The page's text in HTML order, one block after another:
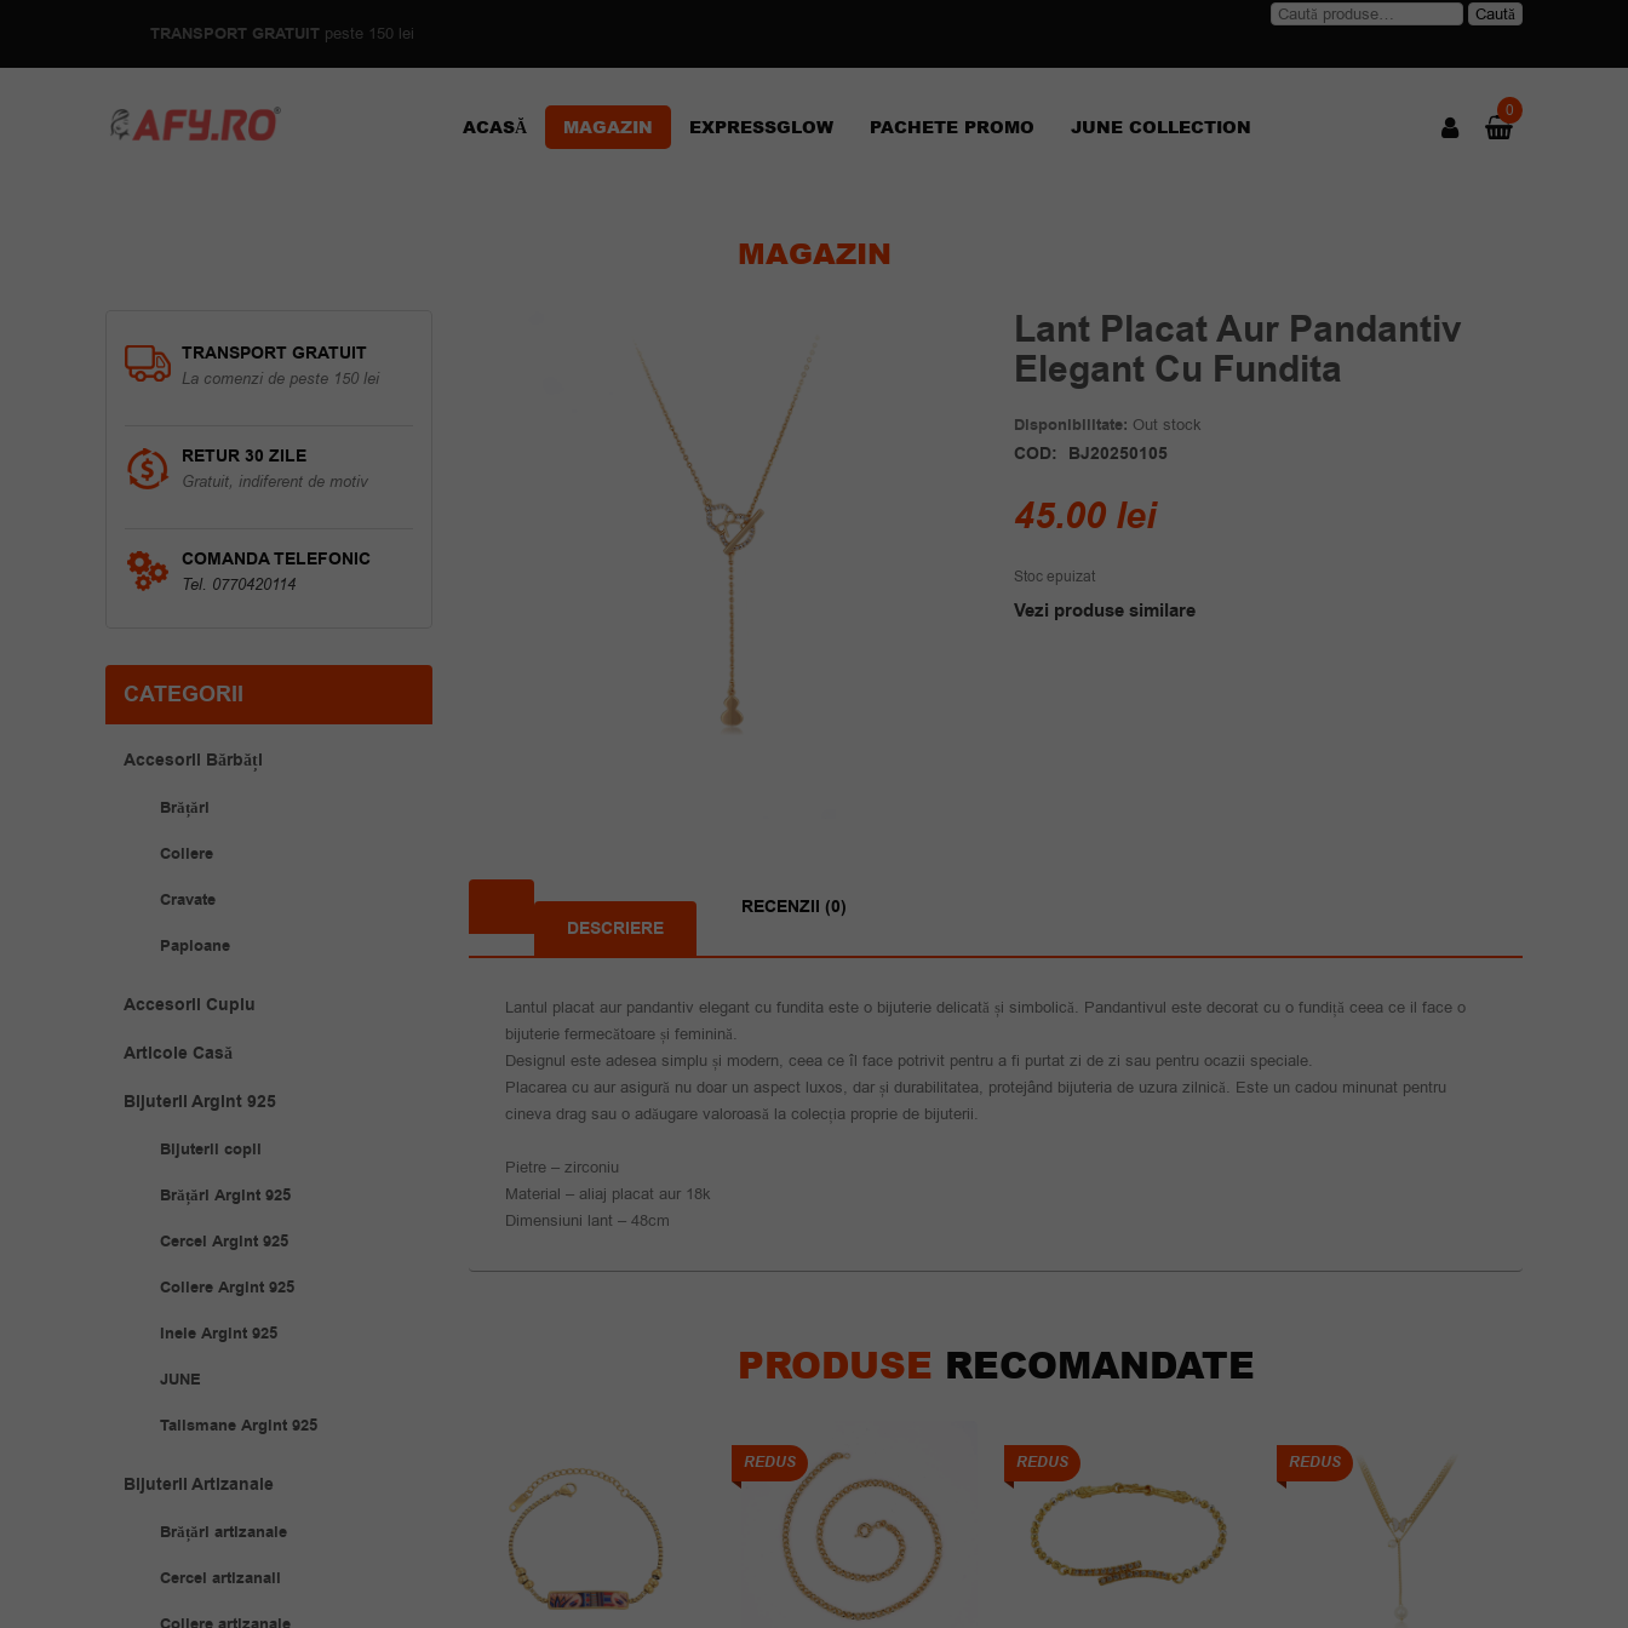
TRANSPORT GRATUIT peste 150 lei
Caută
Caută
ACASĂ MAGAZIN EXPRESSGLOW PACHETE PROMO JUNE COLLECTION
0
MAGAZIN
Lant Placat Aur Pandantiv
Elegant Cu Fundita
Disponibilitate: Out stock
COD: BJ20250105
45.00 lei
Stoc epuizat
Vezi produse similare
DESCRIERE
RECENZII (0)
Lantul placat aur pandantiv elegant cu fundita este o bijuterie delicată și simbolică. Pandantivul este decorat cu o fundiță ceea ce il face o
bijuterie fermecătoare și feminină.
Designul este adesea simplu și modern, ceea ce îl face potrivit pentru a fi purtat zi de zi sau pentru ocazii speciale.
Placarea cu aur asigură nu doar un aspect luxos, dar și durabilitatea, protejând bijuteria de uzura zilnică. Este un cadou minunat pentru
cineva drag sau o adăugare valoroasă la colecția proprie de bijuterii.
Pietre – zirconiu
Material – aliaj placat aur 18k
Dimensiuni lant – 48cm
PRODUSE RECOMANDATE
REDUS REDUS REDUS
TRANSPORT GRATUIT
La comenzi de peste 150 lei
RETUR 30 ZILE
Gratuit, indiferent de motiv
COMANDA TELEFONIC
Tel. 0770420114
CATEGORII
Accesorii Bărbăți
Brățări
Coliere
Cravate
Papioane
Accesorii Cuplu
Articole Casă
Bijuterii Argint 925
Bijuterii copii
Brățări Argint 925
Cercei Argint 925
Coliere Argint 925
Inele Argint 925
JUNE
Talismane Argint 925
Bijuterii Artizanale
Brățări artizanale
Cercei artizanali